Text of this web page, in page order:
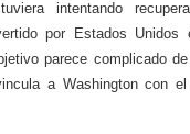
intentando
por Estados Unidos
parece complicado
a Washington con